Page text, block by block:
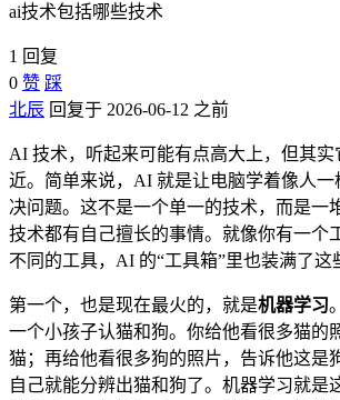
ai技术包括哪些技术
1 回复
0 赞 踩
北辰 回复于 2026-06-12 之前
AI 技术，听起来可能有点高大上，但其实
近。简单来说，AI 就是让电脑学着像人
决问题。这不是一个单一的技术，而是一
技术都有自己擅长的事情。就像你有一个
不同的工具，AI 的“工具箱”里也装满了这
第一个，也是现在最火的，就是机器学习
一个小孩子认猫和狗。你给他看很多猫的
猫；再给他看很多狗的照片，告诉他这是
自己就能分辨出猫和狗了。机器学习就是